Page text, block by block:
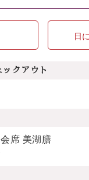
日
クアウト
席 美湖膳